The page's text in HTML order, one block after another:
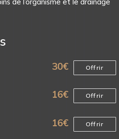
30€ Offrir
16€ Offrir
16€ Offrir